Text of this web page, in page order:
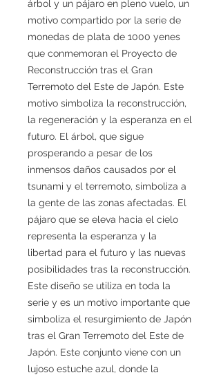
árbol y un pájaro en pleno vuelo, un
motivo compartido por la serie de
monedas de plata de 1000 yenes
que conmemoran el Proyecto de
Reconstrucción tras el Gran
Terremoto del Este de Japón. Este
motivo simboliza la reconstrucción,
la regeneración y la esperanza en el
futuro. El árbol, que sigue
prosperando a pesar de los
inmensos daños causados por el
tsunami y el terremoto, simboliza a
la gente de las zonas afectadas. El
pájaro que se eleva hacia el cielo
representa la esperanza y la
libertad para el futuro y las nuevas
posibilidades tras la reconstrucción.
Este diseño se utiliza en toda la
serie y es un motivo importante que
simboliza el resurgimiento de Japón
tras el Gran Terremoto del Este de
Japón. Este conjunto viene con un
lujoso estuche azul, donde la